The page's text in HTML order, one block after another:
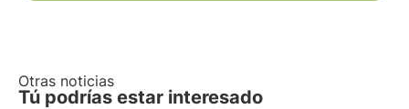
Otras noticias
Tú podrías estar interesado